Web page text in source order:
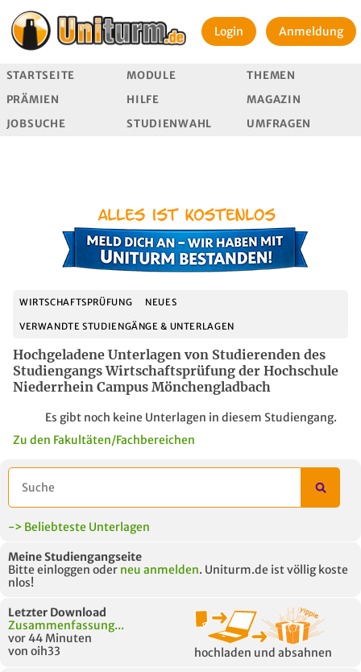
Login Anmeldung
STARTSEITE MODULE
THEMEN
PRÄMIEN
HILFE
MAGAZIN
JOBSUCHE
STUDIENWAHL UMFRAGEN
WIRTSCHAFTSPRÜFUNG NEUES
VERWANDTE STUDIENGÄNGE & UNTERLAGEN
Hochgeladene Unterlagen von Studierenden des
Studiengangs Wirtschaftsprüfung der Hochschule
Niederrhein Campus Mönchengladbach
Es gibt noch keine Unterlagen in diesem Studiengang.
Zu den Fakultäten/Fachbereichen
-> Beliebteste Unterlagen
Meine Studiengangseite
Bitte einloggen oder neu anmelden. Uniturm.de ist völlig koste
nlos!
Letzter Download
Zusammenfassung...
vor 44 Minuten
von oih33
hochladen und absahnen